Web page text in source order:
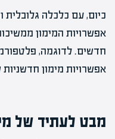
כיום, עם כלכלה גלובלית
אפשרויות המימון
חדשים. לדוגמה,
אפשרויות מימון
מבט לעתיד של